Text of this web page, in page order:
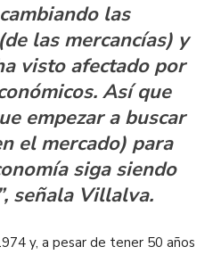
las
las mercancías) y
visto afectado por
Así que
empezar a buscar
el mercado) para
siga siendo
señala Villalva.
y, a pesar de tener 50 años